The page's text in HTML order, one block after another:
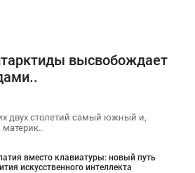
высвобождает
двух столетий самый южный и,
вместо клавиатуры: новый путь
искусственного интеллекта